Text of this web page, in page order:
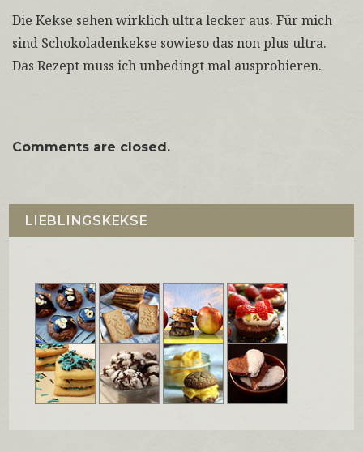
Die Kekse sehen wirklich ultra lecker aus. Für mich
sind Schokoladenkekse sowieso das non plus ultra.
Das Rezept muss ich unbedingt mal ausprobieren.
Comments are closed.
LIEBLINGSKEKSE